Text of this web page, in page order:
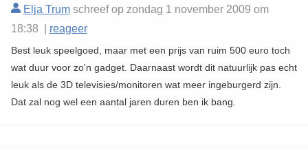
Elja Trumschreef op zondag 1 november 2009 om
18:38 | reageer
Best leuk speelgoed, maar met een prijs van ruim 500 euro toch
wat duur voor zo'n gadget. Daarnaast wordt dit natuurlijk pas echt
leuk als de 3D televisies/monitoren wat meer ingeburgerd zijn.
Dat zal nog wel een aantal jaren duren ben ik bang.